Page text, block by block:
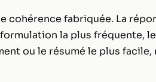
cohérence fabriquée. La
la plus fréquente,
ou le résumé le plus facile,